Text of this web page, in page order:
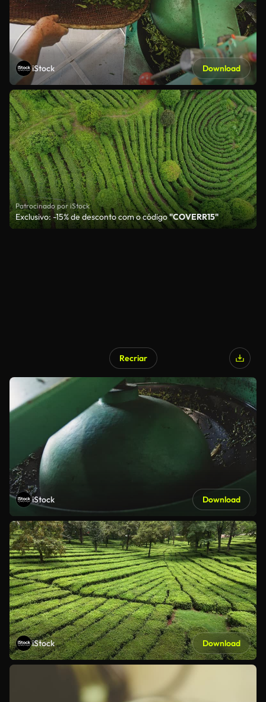
iStock Download
Patrocinado por iStock
Exclusivo: -15% de desconto com o código"COVERR15"
Recriar
iStock Download
iStock Download